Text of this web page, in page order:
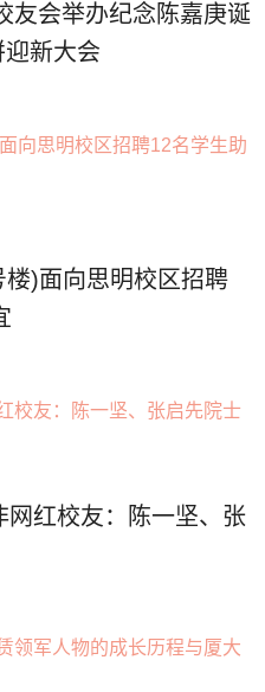
友会举办纪念陈嘉庚诞
新大会
)面向思明校区招聘
网红校友：陈一坚、张